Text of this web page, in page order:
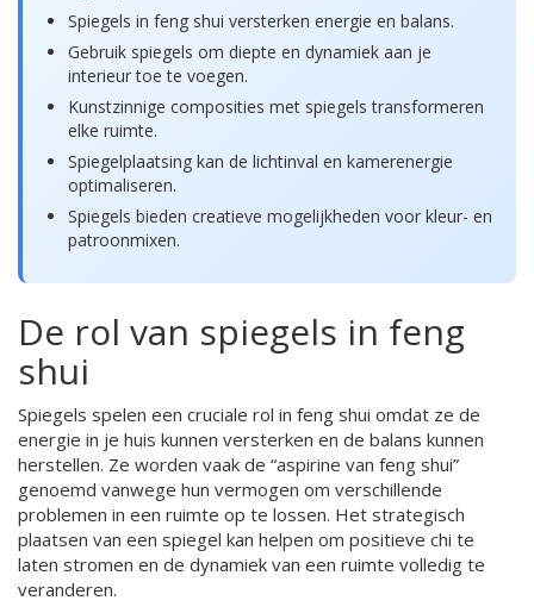
Spiegels in feng shui versterken energie en balans.
Gebruik spiegels om diepte en dynamiek aan je
interieur toe te voegen.
Kunstzinnige composities met spiegels transformeren
elke ruimte.
Spiegelplaatsing kan de lichtinval en kamerenergie
optimaliseren.
Spiegels bieden creatieve mogelijkheden voor kleur- en
patroonmixen.
De rol van spiegels in feng
shui
Spiegels spelen een cruciale rol in feng shui omdat ze de
energie in je huis kunnen versterken en de balans kunnen
herstellen. Ze worden vaak de “aspirine van feng shui”
genoemd vanwege hun vermogen om verschillende
problemen in een ruimte op te lossen. Het strategisch
plaatsen van een spiegel kan helpen om positieve chi te
laten stromen en de dynamiek van een ruimte volledig te
veranderen.